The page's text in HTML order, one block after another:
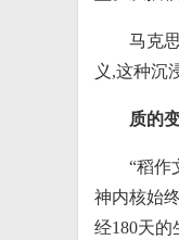
马克
义,这种沉
质的
“稻作
神内核始
经180天